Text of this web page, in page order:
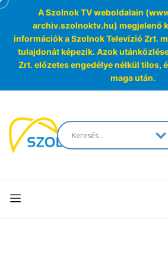
A Szolnok TV weboldalain
archiv.szolnoktv.hu) megjelenő
információk a Szolnok Televízió Zrt.
tulajdonát képezik. Azok
Zrt. előzetes engedélye nélkül tilos,
maga után.
the
content
SzolnokTV
Archívum
Archívum